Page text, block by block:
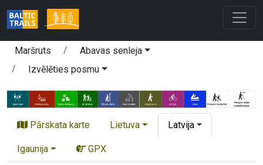
Maršruts
Abavas senleja
Izvēlēties posmu
Pārskata karte Lietuva Latvija
Igaunija GPX